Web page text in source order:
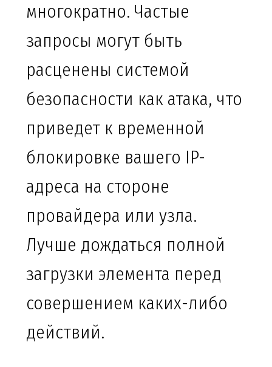
многократно. Частые
запросы могут быть
расценены системой
безопасности как атака, что
приведет к временной
блокировке вашего IP-
адреса на стороне
провайдера или узла.
Лучше дождаться полной
загрузки элемента перед
совершением каких-либо
действий.